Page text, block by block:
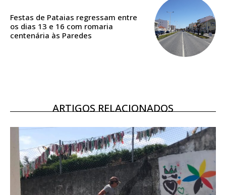
12 meses
Acesso ao conteúdo online
Acesso aos conteúdos Exclusivos para
assinantes
Ofertas para assinatura anual
Festas de Pataias regressam entre
os dias 13 e 16 com romaria
centenária às Paredes
ARTIGOS RELACIONADOS